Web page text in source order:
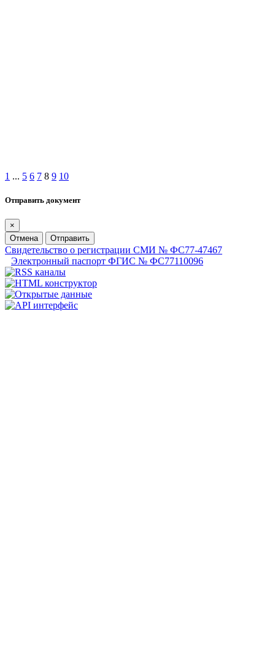
1 ... 5 6 7 8 9 10
Отправить документ
×
Отмена
Отправить
Свидетельство о регистрации СМИ № ФС77-47467
Электронный паспорт ФГИС № ФС77110096